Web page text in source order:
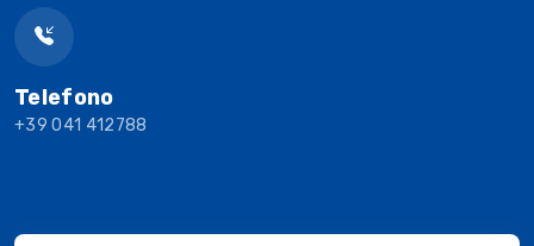
Telefono
+39 041 412788